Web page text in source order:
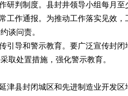
研判制度。县封井领导小组每月
工作通报。为推动工作落实见效
谈问责。
引导和警示教育。要广泛宣传封
取处置措施，强化警示教育。
津县封闭城区和先进制造业开发